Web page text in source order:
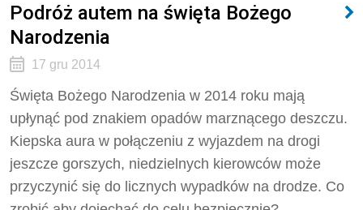
Podróż autem na święta Bożego
Narodzenia
17 gru 2014
Święta Bożego Narodzenia w 2014 roku mają
upłynąć pod znakiem opadów marznącego deszczu.
Kiepska aura w połączeniu z wyjazdem na drogi
jeszcze gorszych, niedzielnych kierowców może
przyczynić się do licznych wypadków na drodze. Co